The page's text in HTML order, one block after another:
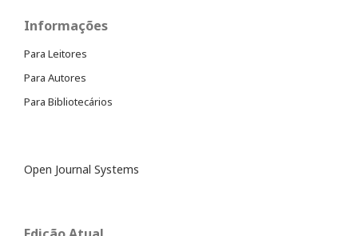
Informações
Para Leitores
Para Autores
Para Bibliotecários
Open Journal Systems